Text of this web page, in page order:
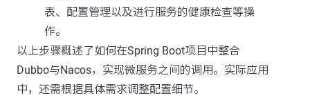
表、配置管理以及进行服务的健康检查等操
作。
以上步骤概述了如何在Spring Boot项目中整合
Dubbo与Nacos，实现微服务之间的调用。实际应用
中，还需根据具体需求调整配置细节。